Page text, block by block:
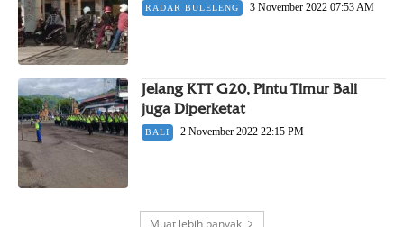
RADAR BULELENG 3 November 2022 07:53 AM
Jelang KTT G20, Pintu Timur Bali
juga Diperketat
BALI 2 November 2022 22:15 PM